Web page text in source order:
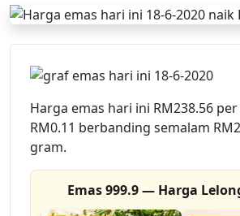
Harga emas hari ini RM238.56
RM0.11 berbanding semalam
gram.
Emas 999.9 — Harga